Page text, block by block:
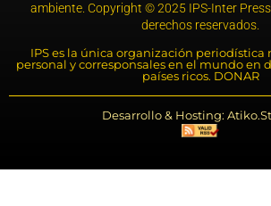
ambiente. Copyright © 2025 IPS-Inter
derechos reservados.
IPS es la única organización
personal y corresponsales en el mundo en
países ricos. DONAR
Desarrollo & Hosting: